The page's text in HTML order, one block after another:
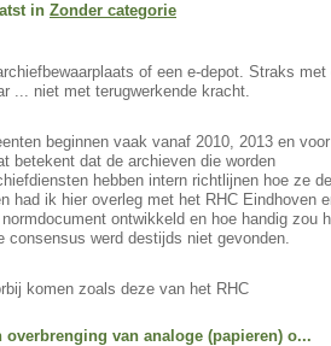
in Zonder categorie
of een e-depot. Straks met
... niet met terugwerkende kracht.
beginnen vaak vanaf 2010, 2013 en voor
betekent dat de archieven die worden
hebben intern richtlijnen hoe ze de
had ik hier overleg met het RHC Eindhoven
ontwikkeld en hoe handig zou
werd destijds niet gevonden.
komen zoals deze van het RHC
van analoge (papieren) o...